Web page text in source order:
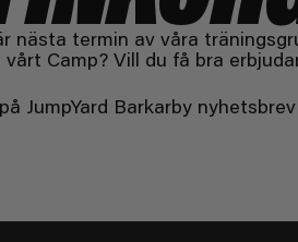
nästa termin av våra
Camp? Vill du få bra
JumpYard Barkarby